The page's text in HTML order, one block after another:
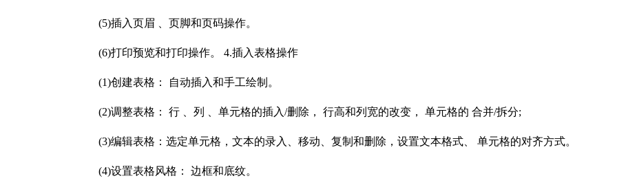
(5)插入页眉 、页脚和页码操作。
(6)打印预览和打印操作。 4.插入表格操作
(1)创建表格： 自动插入和手工绘制。
(2)调整表格： 行 、列 、单元格的插入/删除， 行高和列宽的改变， 单元格的 合并/拆分;
(3)编辑表格：选定单元格，文本的录入、移动、复制和删除，设置文本格式、 单元格的对齐方式。
(4)设置表格风格： 边框和底纹。